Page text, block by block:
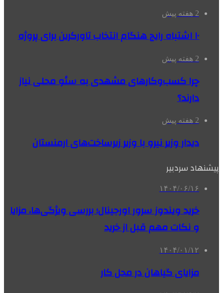
2 هفته پیش
۱۰ اشتباه رایج هنگام انتخاب تاورکرین برای پروژه
2 هفته پیش
چرا کسب‌وکارهای مشهدی به سئو محلی نیاز
دارند؟
2 هفته پیش
دیدار وزیر نیرو با وزیر زیرساخت‌های ارمنستان
پیشنهاد سردبیر
۱۴۰۴/۰۶/۱۶
خرید ویندوز سرور اورجینال؛ بررسی ویژگی‌ها، مزایا
و نکات مهم قبل از خرید
۱۴۰۴/۰۱/۱۲
مزایای گیاهان در محل کار